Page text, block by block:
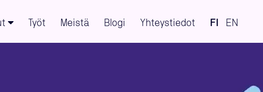
Työt Meistä Blogi Yhteystiedot FI EN